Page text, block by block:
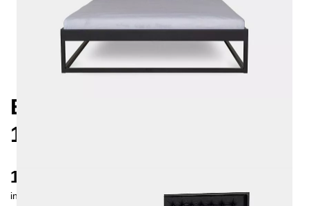
EKON METALLBETT
160X200 CM
1200 €
inkl. MwSt. inkl. Versandkosten (DE)